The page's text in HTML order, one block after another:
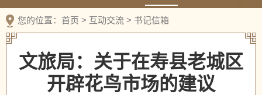
您的位置： 首页 > 互动交流 > 书记信箱
文旅局：关于在寿县老城区
开辟花鸟市场的建议